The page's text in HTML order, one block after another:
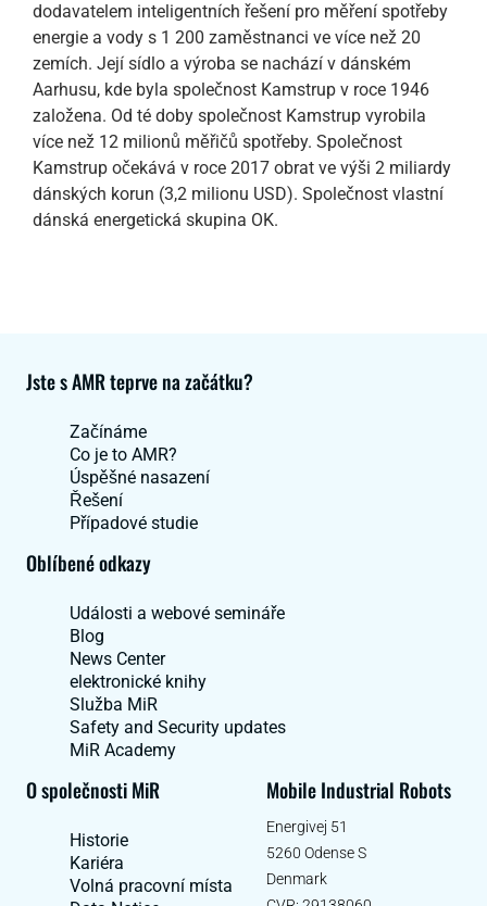
dodavatelem inteligentních řešení pro měření spotřeby
energie a vody s 1 200 zaměstnanci ve více než 20
zemích. Její sídlo a výroba se nachází v dánském
Aarhusu, kde byla společnost Kamstrup v roce 1946
založena. Od té doby společnost Kamstrup vyrobila
více než 12 milionů měřičů spotřeby. Společnost
Kamstrup očekává v roce 2017 obrat ve výši 2 miliardy
dánských korun (3,2 milionu USD). Společnost vlastní
dánská energetická skupina OK.
Jste s AMR teprve na začátku?
Začínáme
Co je to AMR?
Úspěšné nasazení
Řešení
Případové studie
Oblíbené odkazy
Události a webové semináře
Blog
News Center
elektronické knihy
Služba MiR
Safety and Security updates
MiR Academy
O společnosti MiR
Historie
Kariéra
Volná pracovní místa
Mobile Industrial Robots
Energivej 51
5260 Odense S
Denmark